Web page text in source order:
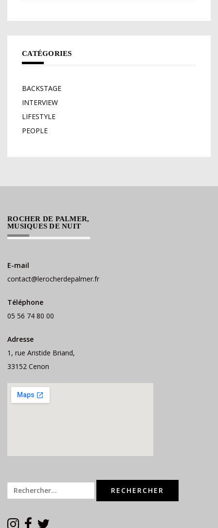
CATÉGORIES
BACKSTAGE
INTERVIEW
LIFESTYLE
PEOPLE
ROCHER DE PALMER,
MUSIQUES DE NUIT
E-mail
contact@lerocherdepalmer.fr
Téléphone
05 56 74 80 00
Adresse
1, rue Aristide Briand,
33152 Cenon
Rechercher :